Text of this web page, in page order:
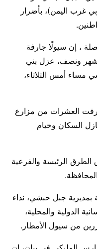
غرب اليمن)، بأضرار
، إن سيولًا جارفة
شهر ونصف، عزل بني
مساء أمس الثلاثاء،
العشرات من مزارع
السكان وخيام
الطرق الرئيسة والفرعية
جبل حبشي، نداء
الدولية والمحلية،
من سيول الأمطار.